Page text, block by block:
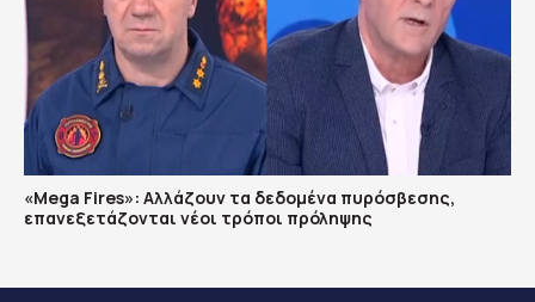
«Mega Fires»: Αλλάζουν τα δεδομένα πυρόσβεσης,
επανεξετάζονται νέοι τρόποι πρόληψης